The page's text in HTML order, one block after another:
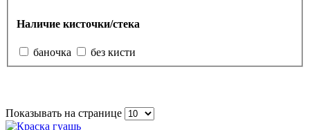
Наличие кисточки/стека
баночка без кисти
Показывать на странице